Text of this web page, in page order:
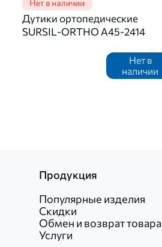
Дутики ортопедические
SURSIL-ORTHO A45-2414
Нет в
наличии
Продукция
Популярные изделия
Скидки
Обмен и возврат товара
Услуги